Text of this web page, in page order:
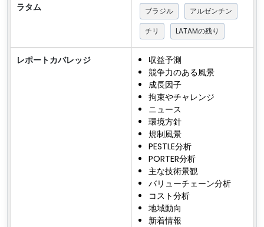
ラタム ブラジル
アルゼンチン
チリ
LATAMの残り
レポートカバレッジ
収益予測
競争力のある風景
成長因子
拘束やチャレンジ
ニュース
環境方針
規制風景
PESTLE分析
PORTER分析
主な技術景観
バリューチェーン分析
コスト分析
地域動向
新着情報